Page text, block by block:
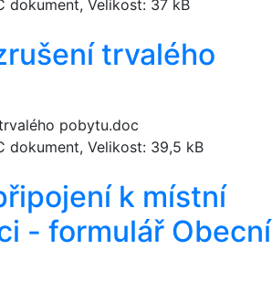
dokument, Velikost: 37 kB
trvalého
pobytu.doc
dokument, Velikost: 39,5 kB
k místní
- formulář Obecní